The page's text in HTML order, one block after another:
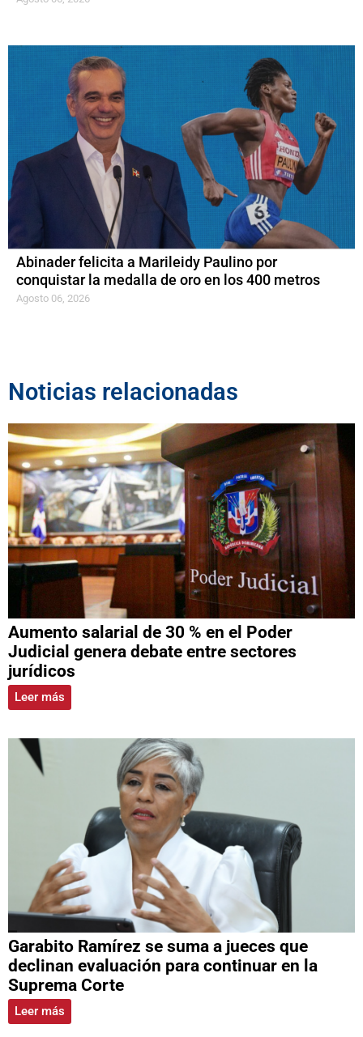
Abinader felicita a Marileidy Paulino por
conquistar la medalla de oro en los 400 metros
Agosto 06, 2026
Noticias relacionadas
Aumento salarial de 30 % en el Poder
Judicial genera debate entre sectores
jurídicos
Leer más
Garabito Ramírez se suma a jueces que
declinan evaluación para continuar en la
Suprema Corte
Leer más